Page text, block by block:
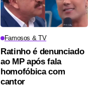
Famosos & TV
Ratinho é denunciado
ao MP após fala
homofóbica com
cantor